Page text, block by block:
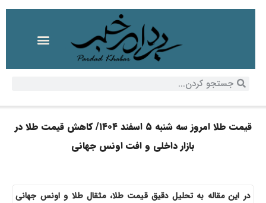
قیمت طلا امروز سه شنبه ۵ اسفند ۱۴۰۴/ کاهش قیمت طلا در
بازار داخلی و افت اونس جهانی
در این مقاله به تحلیل دقیق قیمت طلا، مثقال طلا و اونس جهانی